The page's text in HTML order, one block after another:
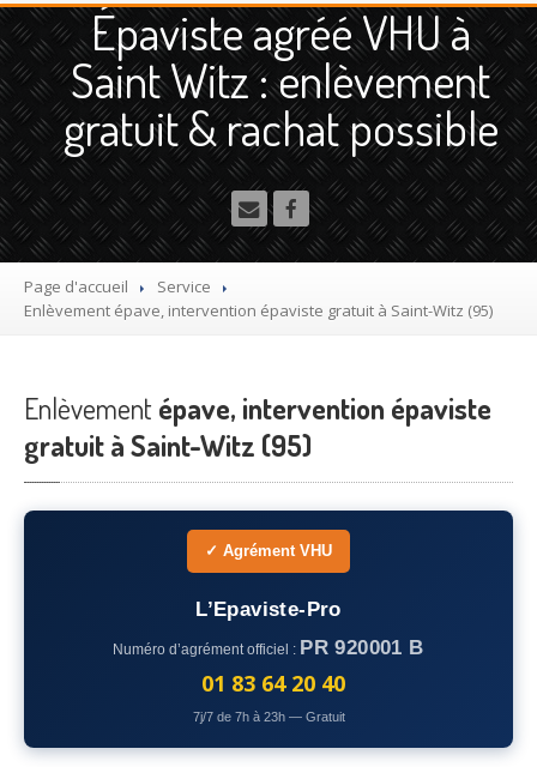
ENLÈVEMENTÉPAVE
Quoi?
Scooteret Moto
Camion
et Poids Lourd
Utilitaire
Démolisseuragrée VHU gratuit
Recyclagevoiture usagée gratuit
voiture accidentée
– Seine-et-Marne
Épaviste agréé VHU à
Saint Witz : enlèvement
gratuit & rachat possible
Page d'accueil
Service
Enlèvement épave, intervention épaviste gratuit à Saint-Witz (95)
Enlèvement épave, intervention épaviste
gratuit à Saint-Witz (95)
✓ Agrément VHU
L’Epaviste-Pro
Numéro d’agrément officiel : PR 920001 B
01 83 64 20 40
7j/7 de 7h à 23h — Gratuit